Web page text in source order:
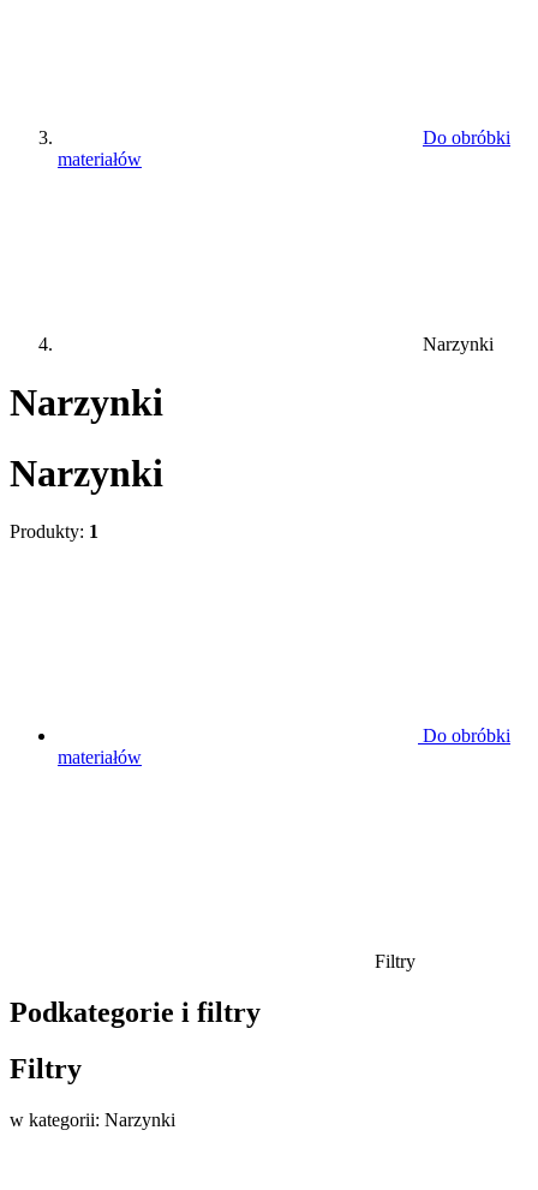
Do obróbki
materiałów
Narzynki
Narzynki
Narzynki
Produkty: 1
Do obróbki
materiałów
Filtry
Podkategorie i filtry
Filtry
w kategorii: Narzynki